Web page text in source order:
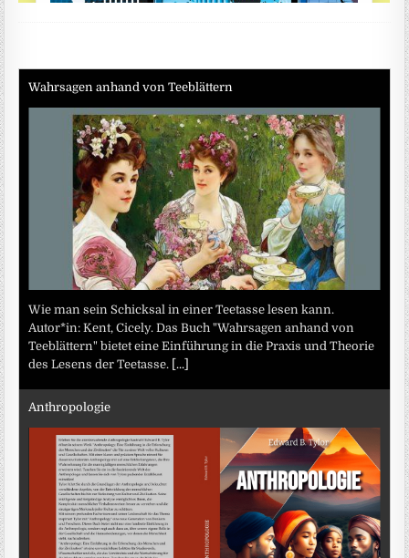
Wahrsagen anhand von Teeblättern
Wie man sein Schicksal in einer Teetasse lesen kann.
Autor*in: Kent, Cicely. Das Buch "Wahrsagen anhand von
Teeblättern" bietet eine Einführung in die Praxis und Theorie
des Lesens der Teetasse. [...]
Anthropologie